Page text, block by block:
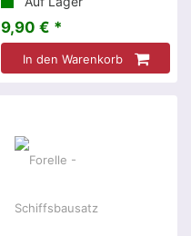
9,90 € *
In den Warenkorb